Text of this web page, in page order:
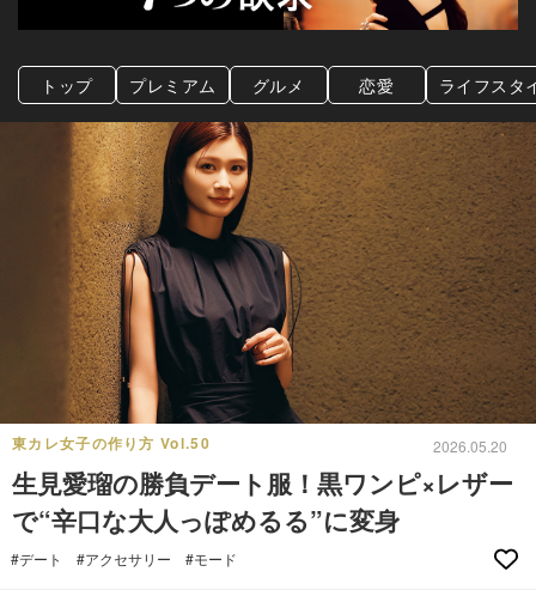
トップ プレミアム グルメ 恋愛 ライフスタ
東カレ女子の作り方 Vol.50 2026.05.20
生見愛瑠の勝負デート服！黒ワンピ×レザー
で“辛口な大人っぽめるる”に変身
#デート #アクセサリー #モード